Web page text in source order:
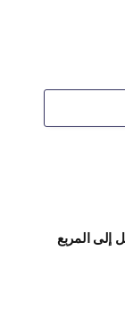
إلى المربع